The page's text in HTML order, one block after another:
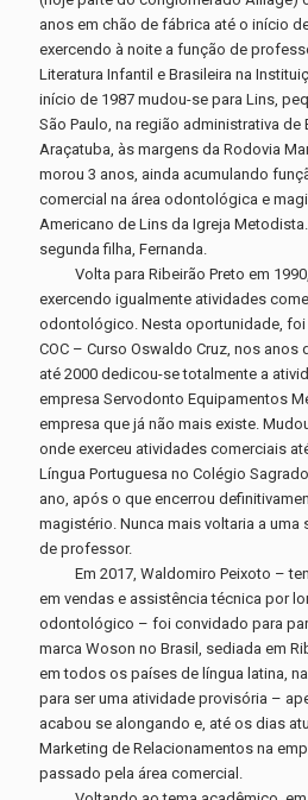
anos em chão de fábrica até o início
exercendo à noite a função de
Literatura Infantil e Brasileira na
início de 1987 mudou-se para Lins,
São Paulo, na região administrativa de
Araçatuba, às margens da Rodovia
morou 3 anos, ainda acumulando
comercial na área odontológica e
Americano de Lins da Igreja
segunda filha, Fernanda.
Volta para Ribeirão Preto em 1990,
exercendo igualmente atividades
odontológico. Nesta oportunidade,
COC – Curso Oswaldo Cruz, nos anos
até 2000 dedicou-se totalmente a
empresa Servodonto Equipamentos
empresa que já não mais existe.
onde exerceu atividades comerciais
Língua Portuguesa no Colégio
ano, após o que encerrou
magistério. Nunca mais voltaria a uma
de professor.
Em 2017, Waldomiro Peixoto –
em vendas e assistência técnica por
odontológico – foi convidado para
marca Woson no Brasil, sediada em
em todos os países de língua latina,
para ser uma atividade provisória –
acabou se alongando e, até os dias
Marketing de Relacionamentos na
passado pela área comercial.